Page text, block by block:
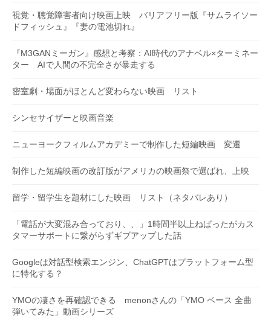
視覚・聴覚障害者向け映画上映 バリアフリー版『サムライソー
ドフィッシュ』『妻の電池切れ』
『M3GANミーガン』感想と考察：AI時代のアナベル×ターミネー
ター AIで人間の不完全さが暴走する
密室劇・場面がほとんど変わらない映画 リスト
シンセサイザーと映画音楽
ニューヨークフィルムアカデミーで制作した短編映画 変遷
制作した短編映画の改訂版がアメリカの映画祭で選ばれ、上映
留学・留学生を題材にした映画 リスト（ネタバレあり）
「電話が大変混み合っており、、」1時間半以上ねばったがカス
タマーサポートに繋がらずギブアップした話
Googleは対話型検索エンジン、ChatGPTはプラットフォーム型
に特化する？
YMOの凄さを再確認できる menonさんの「YMO ベース 全曲
弾いてみた」動画シリーズ